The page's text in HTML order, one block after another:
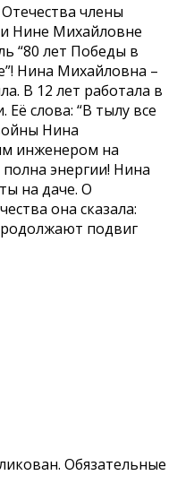
члены
Нине Михайловне
“80 лет Победы в
Нина Михайловна –
В 12 лет работала в
слова: “В тылу все
Нина
инженером на
энергии! Нина
на даче. О
она сказала:
подвиг
Обязательные